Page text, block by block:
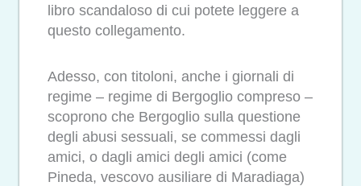
libro scandaloso di cui potete leggere a
questo collegamento.
Adesso, con titoloni, anche i giornali di
regime – regime di Bergoglio compreso –
scoprono che Bergoglio sulla questione
degli abusi sessuali, se commessi dagli
amici, o dagli amici degli amici (come
Pineda, vescovo ausiliare di Maradiaga)